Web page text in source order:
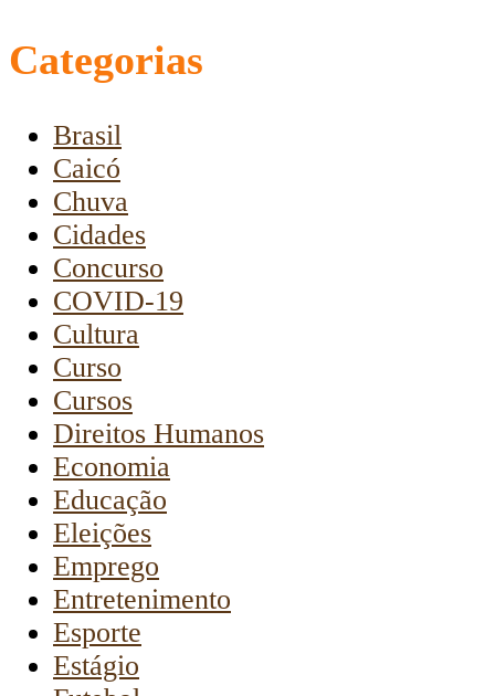
Categorias
Brasil
Caicó
Chuva
Cidades
Concurso
COVID-19
Cultura
Curso
Cursos
Direitos Humanos
Economia
Educação
Eleições
Emprego
Entretenimento
Esporte
Estágio